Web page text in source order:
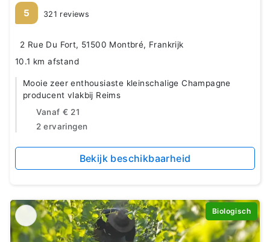
5 321 reviews
2 Rue Du Fort, 51500 Montbré, Frankrijk
10.1 km afstand
Mooie zeer enthousiaste kleinschalige Champagne
producent vlakbij Reims
Vanaf € 21
2 ervaringen
Bekijk beschikbaarheid
Biologisch